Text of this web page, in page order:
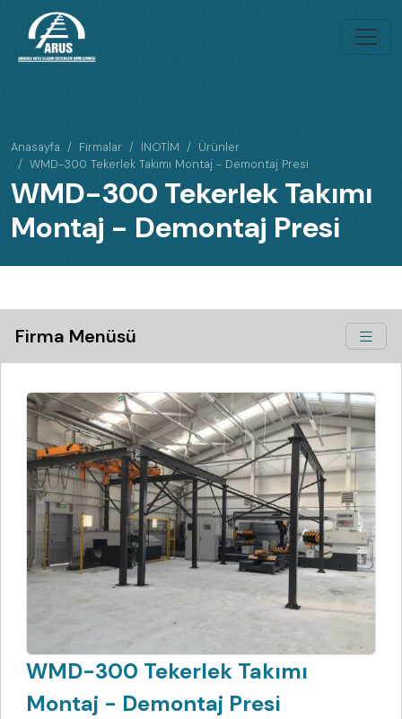
Anasayfa Firmalar İNOTİM
Ürünler
WMD-300 Tekerlek Takımı Montaj - Demontaj Presi
WMD-300 Tekerlek Takımı
Montaj - Demontaj Presi
Firma Menüsü
WMD-300 Tekerlek Takımı
Montaj - Demontaj Presi